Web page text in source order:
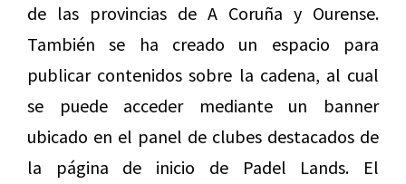
de las provincias de A Coruña y Ourense.
También se ha creado un espacio para
publicar contenidos sobre la cadena, al cual
se puede acceder mediante un banner
ubicado en el panel de clubes destacados de
la página de inicio de Padel Lands. El